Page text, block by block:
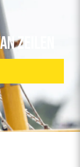
ZEILEN